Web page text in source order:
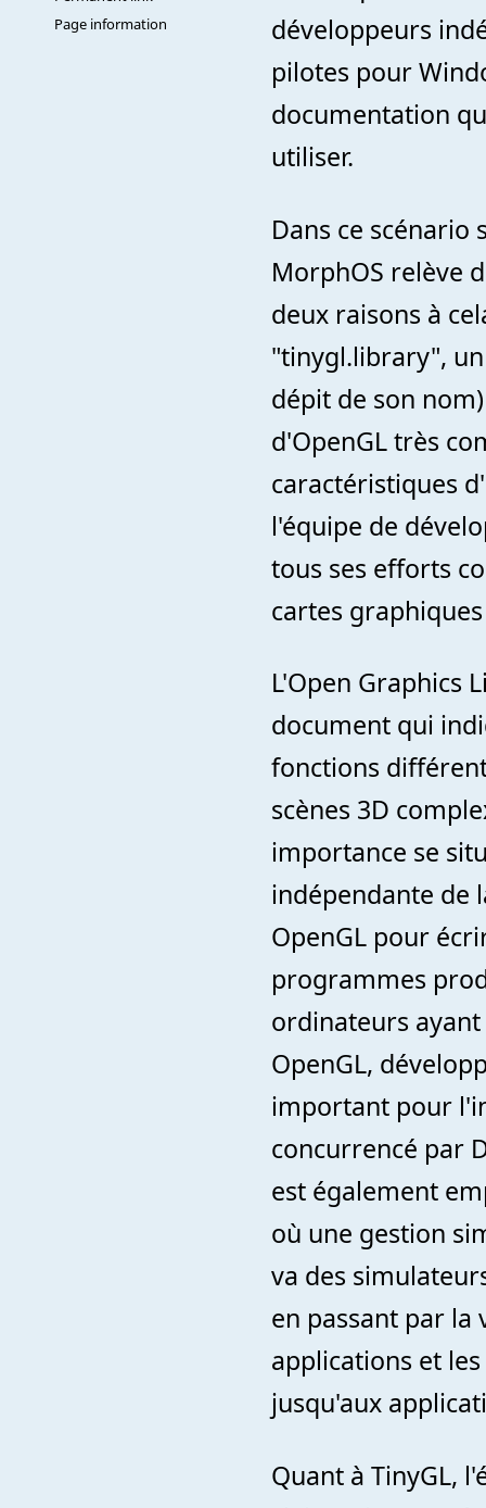
Page information
développeurs
pilotes pour
documentation
utiliser.
Dans ce
MorphOS relève
deux raisons à
"tinygl.library",
dépit de son
d'OpenGL très
caractéristiques
l'équipe de
tous ses efforts
cartes
L'Open Graphics
document qui
fonctions
scènes 3D
importance se
indépendante de
OpenGL pour
programmes
ordinateurs
OpenGL,
important pour
concurrencé par
est également
où une gestion
va des
en passant par la
applications et
jusqu'aux
Quant à TinyGL,